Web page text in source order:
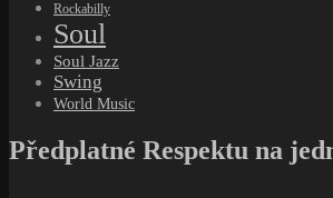
Rockabilly
Soul
Soul Jazz
Swing
World Music
Předplatné Respektu na